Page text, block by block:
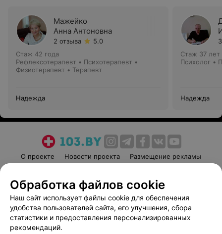
Мажейко
Анна Антоновна
2 отзыва
5.0
Стаж 42 года
Рефлексотерапевт • Психотерапевт •
Физиотерапевт • Терапевт
Надежда
Стаж 37 лет
Психолог •
Надежда
О проекте Новости проекта
Размещение рекламы
Пользовательское соглашение
Способы оплаты
Вакансии
Партнеры
Написать руководителю 103.by
Обработка файлов cookie
Наш сайт использует файлы cookie для обеспечения
удобства пользователей сайта, его улучшения, сбора
статистики и предоставления персонализированных
рекомендаций.